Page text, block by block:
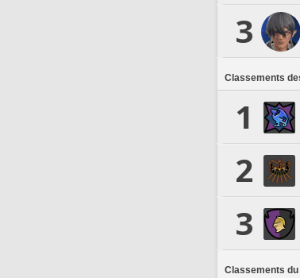
3
Classements
1
2
3
Classements du